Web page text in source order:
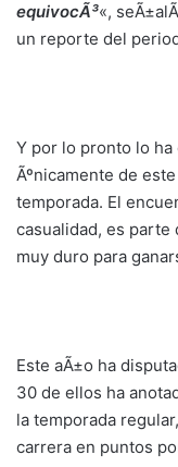
equivocÃ³«,
un reporte del
Y por lo pronto lo ha
Ãºnicamente de
temporada. El
casualidad, es parte
muy duro para
Este aÃ±o ha
30 de ellos ha
la temporada
carrera en puntos